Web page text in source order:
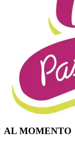
AL MOMENTO